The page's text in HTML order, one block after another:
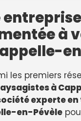
à
les premiers
à
experte en
en-Pévèle